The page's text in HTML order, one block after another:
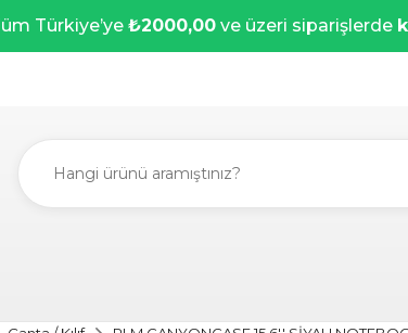
Türkiye’ye ₺2000,00 ve üzeri siparişlerde